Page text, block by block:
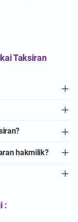
Taksiran
hakmilik?
: